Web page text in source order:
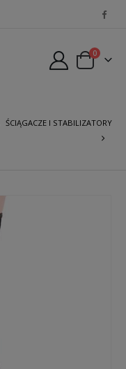
0
ŚCIĄGACZE I STABILIZATORY